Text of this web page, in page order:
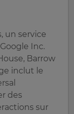
un service
Inc.
Barrow
inclut le
des
sur